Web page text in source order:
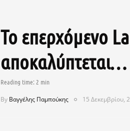
Το επερχόμενο
αποκαλύπτεται…
By Βαγγέλης Παμπούκης 15 Δεκεμβρίου,